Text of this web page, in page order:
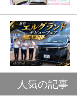
人気の記事